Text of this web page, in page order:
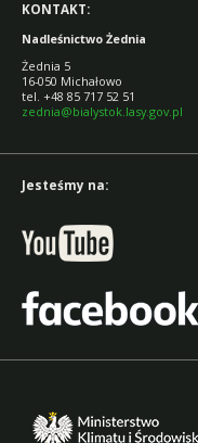
KONTAKT:
Nadleśnictwo Żednia
Żednia 5
16-050 Michałowo
tel. +48 85 717 52 51
zednia@bialystok.lasy.gov.pl
Jesteśmy na: